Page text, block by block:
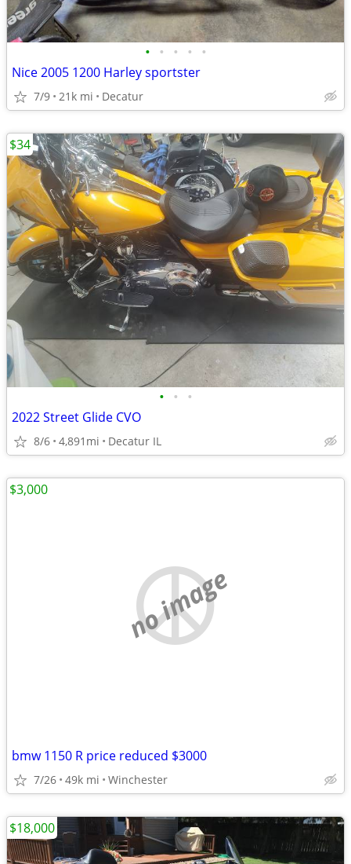
• • • • •
Nice 2005 1200 Harley sportster
7/9 21k mi Decatur
• • •
2022 Street Glide CVO
8/6 4,891mi Decatur IL
$34
no image
bmw 1150 R price reduced $3000
7/26 49k mi Winchester
$3,000
$18,000